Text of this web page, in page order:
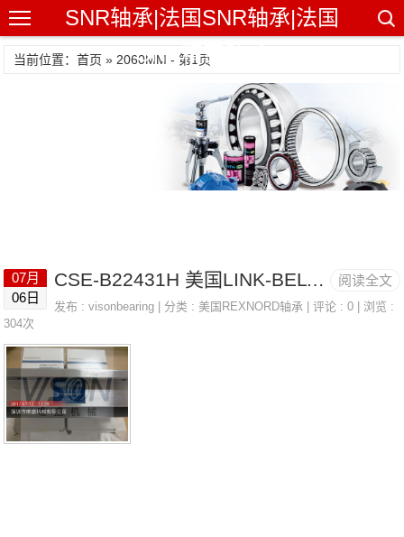
SNR轴承|法国SNR轴承|法国
SNR精密轴承
当前位置：首页 » 2060MM - 第1页
阅读全文
07月
06日
CSE-B22431H 美国LINK-BELT带座轴承 2060MM
发布 :visonbearing | 分类 :美国REXNORD轴承 | 评论 : 0 | 浏览 :
304次